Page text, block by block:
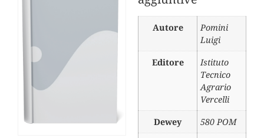
Autore
Pomini
Luigi
Editore
Istituto
Tecnico
Agrario
Vercelli
Dewey
580 POM